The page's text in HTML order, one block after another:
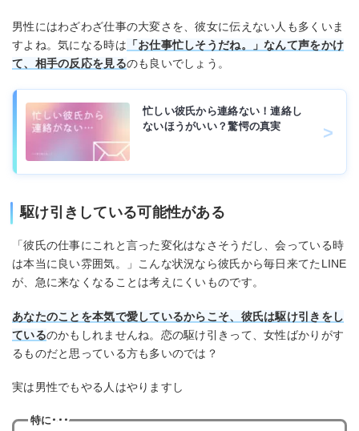
男性にはわざわざ仕事の大変さを、彼女に伝えない人も多くいま
すよね。気になる時は 「お仕事忙しそうだね。」なんて声をかけ
て、相手の反応を見るのも良いでしょう。
忙しい彼氏から連絡ない！連絡し
ないほうがいい？驚愕の真実
駆け引きしている可能性がある
「彼氏の仕事にこれと言った変化はなさそうだし、会っている時
は本当に良い雰囲気。」こんな状況なら彼氏から毎日来てたLINE
が、急に来なくなることは考えにくいものです。
あなたのことを本気で愛しているからこそ、彼氏は駆け引きをし
ているのかもしれませんね。恋の駆け引きって、女性ばかりがす
るものだと思っている方も多いのでは？
実は男性でもやる人はやりますし
特に･･･